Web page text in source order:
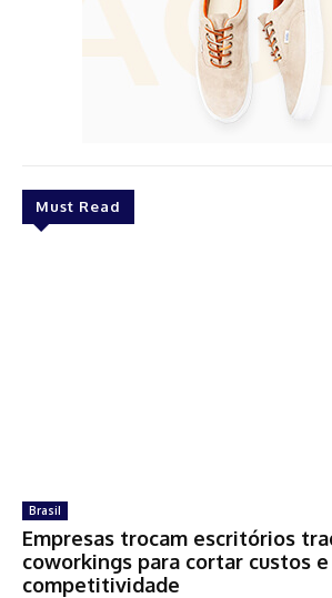
Must Read
Brasil
Empresas trocam escritórios
coworkings para cortar custos
competitividade